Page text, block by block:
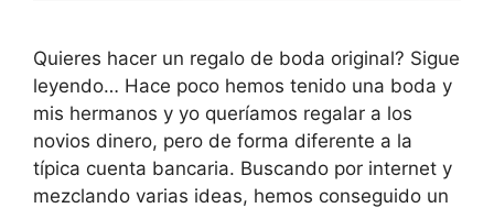
Quieres hacer un regalo de boda original? Sigue
leyendo… Hace poco hemos tenido una boda y
mis hermanos y yo queríamos regalar a los
novios dinero, pero de forma diferente a la
típica cuenta bancaria. Buscando por internet y
mezclando varias ideas, hemos conseguido un